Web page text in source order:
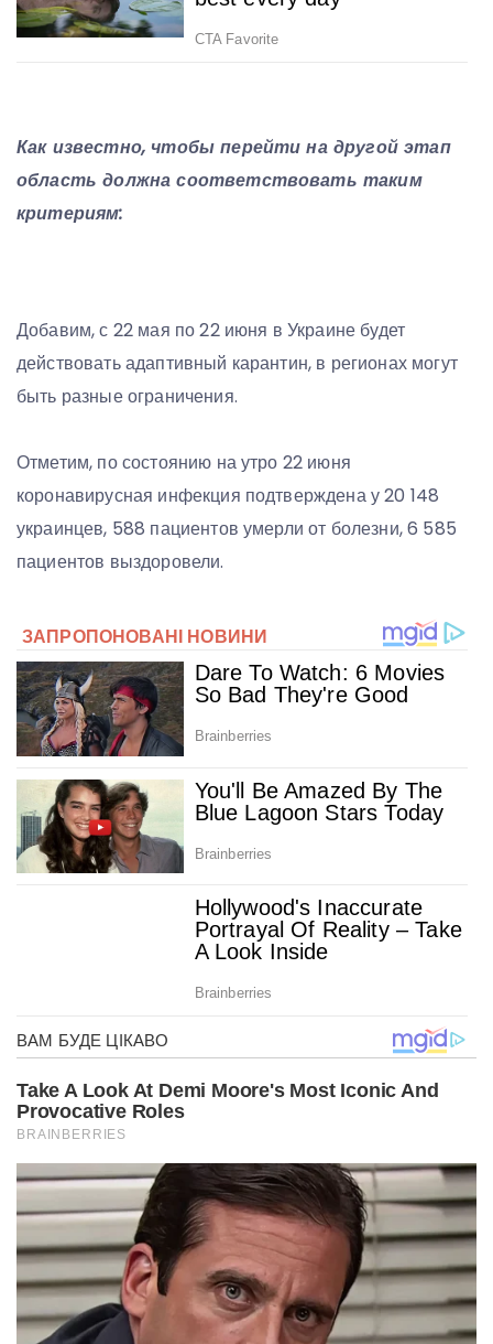
Как известно, чтобы перейти на другой этап
область должна соответствовать таким
критериям:
Добавим, с 22 мая по 22 июня в Украине будет
действовать адаптивный карантин, в регионах могут
быть разные ограничения.
Отметим, по состоянию на утро 22 июня
коронавирусная инфекция подтверждена у 20 148
украинцев, 588 пациентов умерли от болезни, 6 585
пациентов выздоровели.